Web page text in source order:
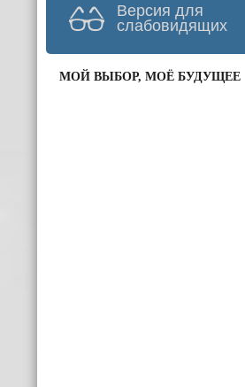
Версия для
слабовидящих
МОЙ ВЫБОР, МОЁ БУДУЩЕЕ